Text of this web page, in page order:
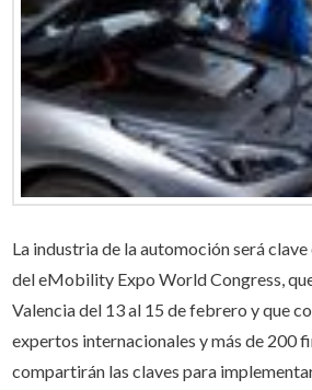
La industria de la automoción será
del eMobility Expo World Congress,
Valencia del 13 al 15 de febrero y que
expertos internacionales y más de 200
compartirán las claves para